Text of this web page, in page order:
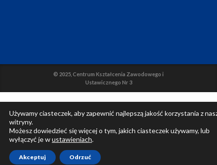
© 2025, Centrum Kształcenia Zawodowego i
Ustawicznego Nr 3
Używamy ciasteczek, aby zapewnić najlepszą jakość korzystania z
witryny.
Możesz dowiedzieć się więcej o tym, jakich ciasteczek używamy, lub
wyłączyć je wustawieniach.
Akceptuj Odrzuć